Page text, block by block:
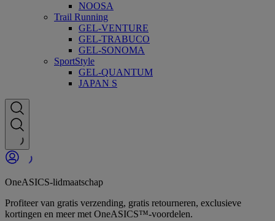
NOOSA
Trail Running
GEL-VENTURE
GEL-TRABUCO
GEL-SONOMA
SportStyle
GEL-QUANTUM
JAPAN S
OneASICS-lidmaatschap
Profiteer van gratis verzending, gratis retourneren, exclusieve
kortingen en meer met OneASICS™-voordelen.